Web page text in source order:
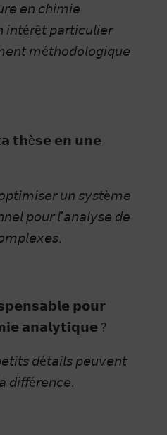
𝘦𝘯 𝘤𝘩𝘪𝘮𝘪𝘦
𝘱𝘢𝘳𝘵𝘪𝘤𝘶𝘭𝘪𝘦𝘳
𝘮é𝘵𝘩𝘰𝘥𝘰𝘭𝘰𝘨𝘪𝘲𝘶𝘦
𝘁𝗵è𝘀𝗲 𝗲𝗻 𝘂𝗻𝗲
𝘶𝘯 𝘴𝘺𝘴𝘵è𝘮𝘦
𝘱𝘰𝘶𝘳 𝘭’𝘢𝘯𝘢𝘭𝘺𝘴𝘦 𝘥𝘦
𝗽𝗼𝘂𝗿
𝗮𝗻𝗮𝗹𝘆𝘁𝗶𝗾𝘂𝗲 ?
𝘥é𝘵𝘢𝘪𝘭𝘴 𝘱𝘦𝘶𝘷𝘦𝘯𝘵
𝘥𝘪𝘧𝘧é𝘳𝘦𝘯𝘤𝘦.